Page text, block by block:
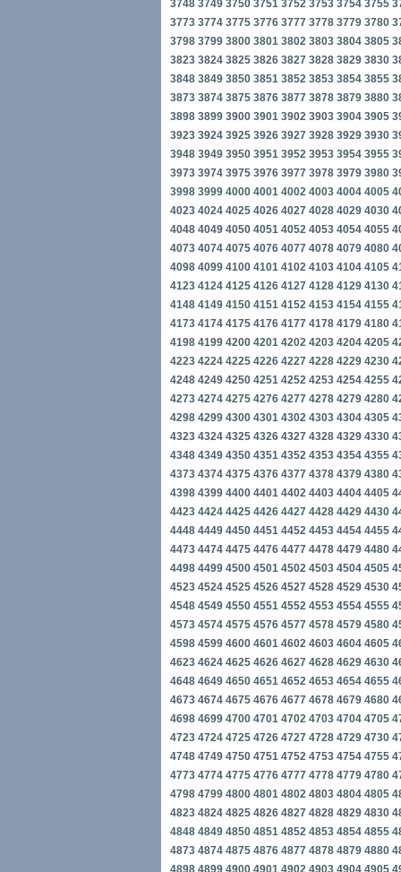
3748 3749 3750 3751 3752 3753 3754 3755
3773 3774 3775 3776 3777 3778 3779 3780
3798 3799 3800 3801 3802 3803 3804 3805
3823 3824 3825 3826 3827 3828 3829 3830
3848 3849 3850 3851 3852 3853 3854 3855
3873 3874 3875 3876 3877 3878 3879 3880
3898 3899 3900 3901 3902 3903 3904 3905
3923 3924 3925 3926 3927 3928 3929 3930
3948 3949 3950 3951 3952 3953 3954 3955
3973 3974 3975 3976 3977 3978 3979 3980
3998 3999 4000 4001 4002 4003 4004 4005
4023 4024 4025 4026 4027 4028 4029 4030
4048 4049 4050 4051 4052 4053 4054 4055
4073 4074 4075 4076 4077 4078 4079 4080
4098 4099 4100 4101 4102 4103 4104 4105
4123 4124 4125 4126 4127 4128 4129 4130
4148 4149 4150 4151 4152 4153 4154 4155
4173 4174 4175 4176 4177 4178 4179 4180
4198 4199 4200 4201 4202 4203 4204 4205
4223 4224 4225 4226 4227 4228 4229 4230
4248 4249 4250 4251 4252 4253 4254 4255
4273 4274 4275 4276 4277 4278 4279 4280
4298 4299 4300 4301 4302 4303 4304 4305
4323 4324 4325 4326 4327 4328 4329 4330
4348 4349 4350 4351 4352 4353 4354 4355
4373 4374 4375 4376 4377 4378 4379 4380
4398 4399 4400 4401 4402 4403 4404 4405
4423 4424 4425 4426 4427 4428 4429 4430
4448 4449 4450 4451 4452 4453 4454 4455
4473 4474 4475 4476 4477 4478 4479 4480
4498 4499 4500 4501 4502 4503 4504 4505
4523 4524 4525 4526 4527 4528 4529 4530
4548 4549 4550 4551 4552 4553 4554 4555
4573 4574 4575 4576 4577 4578 4579 4580
4598 4599 4600 4601 4602 4603 4604 4605
4623 4624 4625 4626 4627 4628 4629 4630
4648 4649 4650 4651 4652 4653 4654 4655
4673 4674 4675 4676 4677 4678 4679 4680
4698 4699 4700 4701 4702 4703 4704 4705
4723 4724 4725 4726 4727 4728 4729 4730
4748 4749 4750 4751 4752 4753 4754 4755
4773 4774 4775 4776 4777 4778 4779 4780
4798 4799 4800 4801 4802 4803 4804 4805
4823 4824 4825 4826 4827 4828 4829 4830
4848 4849 4850 4851 4852 4853 4854 4855
4873 4874 4875 4876 4877 4878 4879 4880
4898 4899 4900 4901 4902 4903 4904 4905